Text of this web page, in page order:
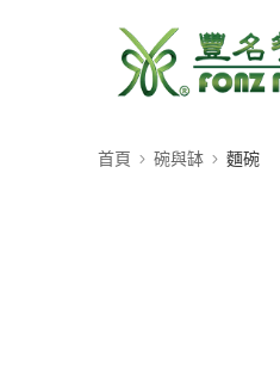
首頁 碗與缽 麵碗